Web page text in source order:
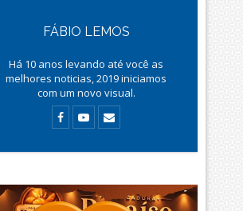
FÁBIO LEMOS
Há 10 anos levando até você as
melhores noticias, 2019 iniciamos
com um novo visual.